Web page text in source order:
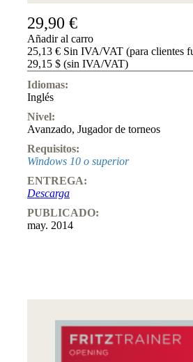
29,90 €
Añadir al carro
25,13 € Sin IVA/VAT (para clientes
29,15 $ (sin IVA/VAT)
Idiomas:
Inglés
Nivel:
Avanzado, Jugador de torneos
Requisitos:
Windows 10 o superior
ENTREGA:
Descarga
PUBLICADO:
may. 2014